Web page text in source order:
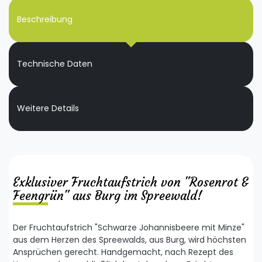
Beschreibung
Technische Daten
Weitere Details
Exklusiver Fruchtaufstrich von "Rosenrot &
Feengrün" aus Burg im Spreewald!
Der Fruchtaufstrich "Schwarze Johannisbeere mit Minze"
aus dem Herzen des Spreewalds, aus Burg, wird höchsten
Ansprüchen gerecht. Handgemacht, nach Rezept des